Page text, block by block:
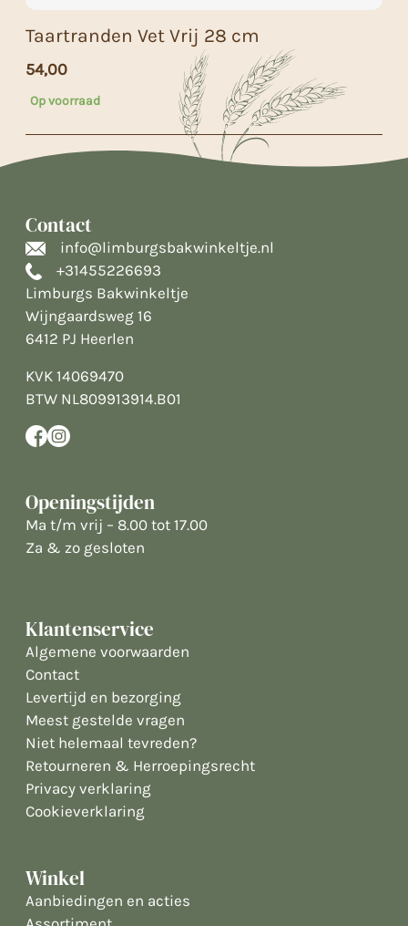
Taartranden Vet Vrij 28 cm
54,00
Op voorraad
Contact
info@limburgsbakwinkeltje.nl
+31455226693
Limburgs Bakwinkeltje
Wijngaardsweg 16
6412 PJ Heerlen
KVK 14069470
BTW NL809913914.B01
Openingstijden
Ma t/m vrij – 8.00 tot 17.00
Za & zo gesloten
Klantenservice
Algemene voorwaarden
Contact
Levertijd en bezorging
Meest gestelde vragen
Niet helemaal tevreden?
Retourneren & Herroepingsrecht
Privacy verklaring
Cookieverklaring
Winkel
Aanbiedingen en acties